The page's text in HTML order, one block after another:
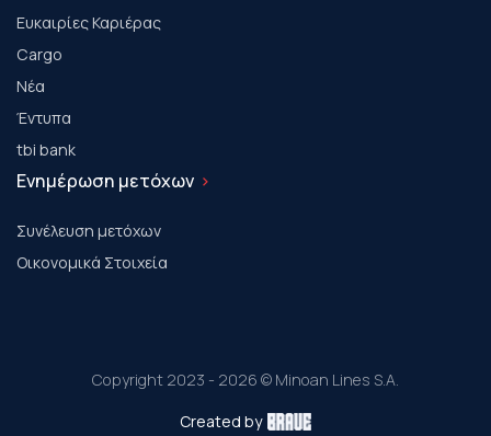
Ευκαιρίες Καριέρας
Cargo
Νέα
Έντυπα
tbi bank
Ενημέρωση μετόχων
Συνέλευση μετόχων
Οικονομικά Στοιχεία
Copyright 2023 - 2026 © Minoan Lines S.A.
Created by